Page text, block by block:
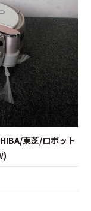
東芝/ロボット